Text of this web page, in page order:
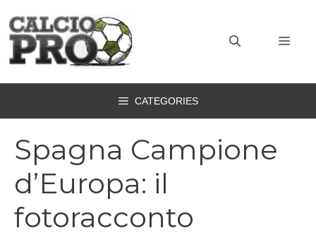
contenuto
CATEGORIES
Spagna Campione
d’Europa: il
fotoracconto